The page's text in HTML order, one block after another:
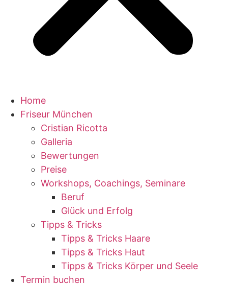
Home
Friseur München
Cristian Ricotta
Galleria
Bewertungen
Preise
Workshops, Coachings, Seminare
Beruf
Glück und Erfolg
Tipps & Tricks
Tipps & Tricks Haare
Tipps & Tricks Haut
Tipps & Tricks Körper und Seele
Termin buchen